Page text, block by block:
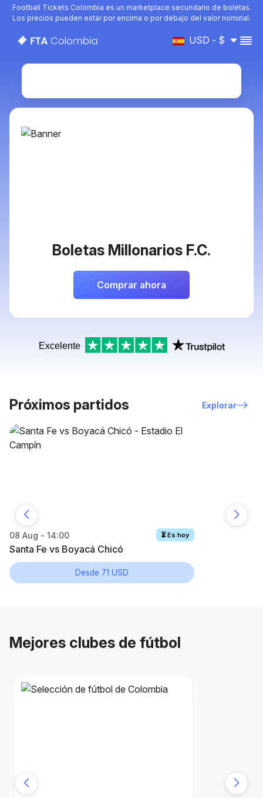
Football Tickets Colombia es un marketplace secundario de boletas.
Los precios pueden estar por encima o por debajo del valor nominal.
USD - $
Football Tickets Colombia:
Boletas Millonarios F.C.
Comprar ahora
Excelente
Próximos partidos Explorar
08 Aug - 14:00 ⏳ Es hoy
Santa Fe vs Boyacá Chicó
Desde 71 USD
Mejores clubes de fútbol